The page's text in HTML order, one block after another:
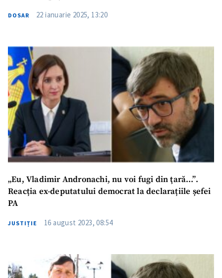
DOSAR 22 ianuarie 2025, 13:20
„Eu, Vladimir Andronachi, nu voi fugi din ţară…”.
Reacția ex-deputatului democrat la declarațiile șefei
PA
JUSTIȚIE 16 august 2023, 08:54